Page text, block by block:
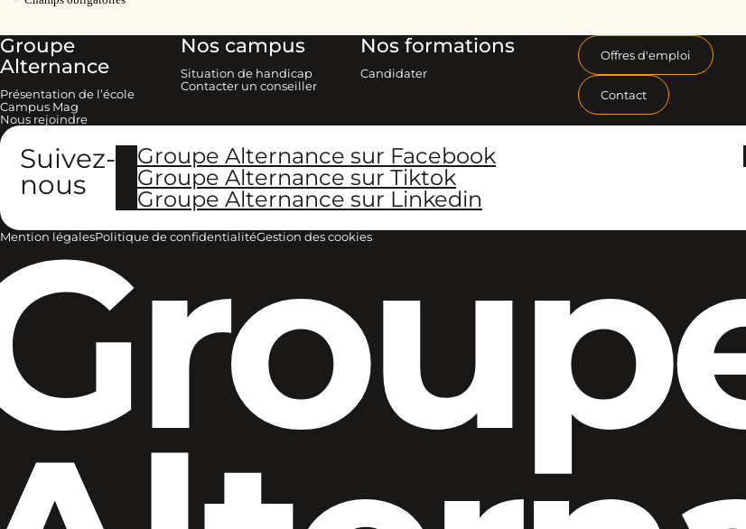
Groupe
Alternance
Présentation de l’école
Campus Mag
Nous rejoindre
Nos campus
Situation de handicap
Contacter un conseiller
Nos formations
Candidater
Offres d'emploi
Contact
Suivez-
nous
Groupe Alternance sur Facebook
Groupe Alternance sur Tiktok
Groupe Alternance sur Linkedin
Mention légalesPolitique de confidentialitéGestion des cookies